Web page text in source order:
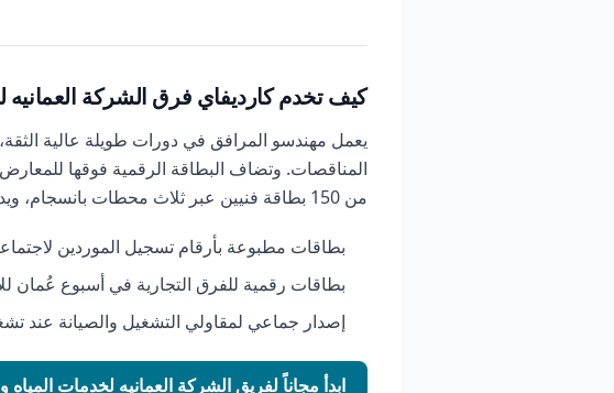
كيف تخدم كارديفاي فرق الشركة
يعمل مهندسو المرافق في دورات طويلة عالية
المناقصات. وتضاف البطاقة الرقمية فوقها
من 150 بطاقة فنيين عبر ثلاث محطات بانسجام، ويدعم الطلب الجماعي حشد المشاريع الجديدة.
بطاقات مطبوعة بأرقام تسجيل الموردين
بطاقات رقمية للفرق التجارية في أسبوع عُمان
إصدار جماعي لمقاولي التشغيل والصيانة عند
ابدأ مجاناً لفريق الشركة العمانيه لخدمات